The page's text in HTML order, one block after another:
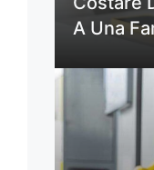
A Una